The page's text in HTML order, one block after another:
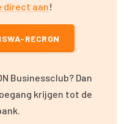
direct aan!
RECRON
Businessclub? Dan
krijgen tot de